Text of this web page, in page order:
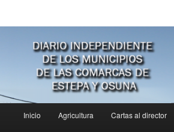
principal
Inicio Agricultura Cartas al director